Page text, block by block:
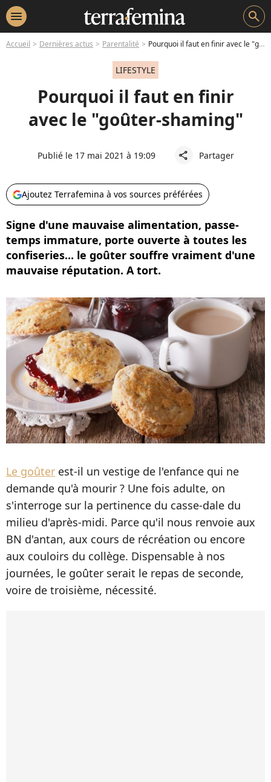
menu search
Accueil Dernières actus Parentalité Pourquoi il faut en finir avec le "goûter-shaming"
LIFESTYLE
Pourquoi il faut en finir
avec le "goûter-shaming"
Publié le 17 mai 2021 à 19:09 share Partager
Ajoutez Terrafemina à vos sources préférées
Signe d'une mauvaise alimentation, passe-
temps immature, porte ouverte à toutes les
confiseries... le goûter souffre vraiment d'une
mauvaise réputation. A tort.
Le goûter est-il un vestige de l'enfance qui ne
demande qu'à mourir ? Une fois adulte, on
s'interroge sur la pertinence du casse-dale du
milieu d'après-midi. Parce qu'il nous renvoie aux
BN d'antan, aux cours de récréation ou encore
aux couloirs du collège. Dispensable à nos
journées, le goûter serait le repas de seconde,
voire de troisième, nécessité.